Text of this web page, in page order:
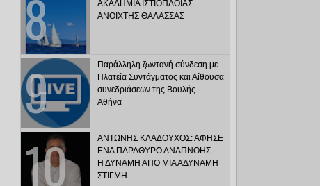
ΑΚΑΔΗΜΙΑ ΙΣΤΙΟΠΛΟΙΑΣ
ΑΝΟΙΧΤΗΣ ΘΑΛΑΣΣΑΣ
Παράλληλη ζωντανή σύνδεση με
Πλατεία Συντάγματος και Αίθουσα
συνεδριάσεων της Βουλής -
Αθήνα
ΑΝΤΩΝΗΣ ΚΛΑΔΟΥΧΟΣ: ΑΦΗΣΕ
ΕΝΑ ΠΑΡΑΘΥΡΟ ΑΝΑΠΝΟΗΣ –
Η ΔΥΝΑΜΗ ΑΠΟ ΜΙΑ ΑΔΥΝΑΜΗ
ΣΤΙΓΜΗ